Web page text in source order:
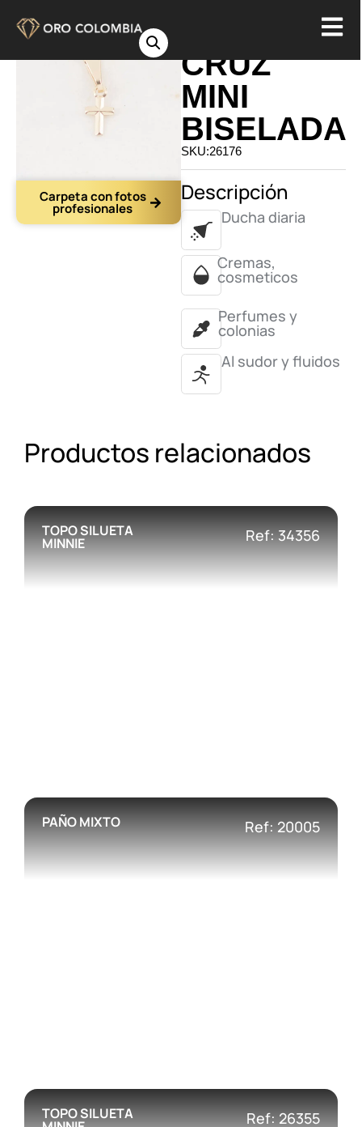
Carpeta con fotos
profesionales
CRUZ
MINI
BISELADA
SKU:26176
Descripción
Ducha diaria
Cremas,
cosmeticos
Perfumes y
colonias
Al sudor y fluidos
Productos relacionados
TOPO SILUETA
MINNIE Ref: 34356
PAÑO MIXTO Ref: 20005
TOPO SILUETA Ref: 26355